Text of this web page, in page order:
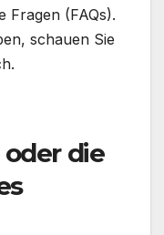
Fragen (FAQs).
schauen Sie
die